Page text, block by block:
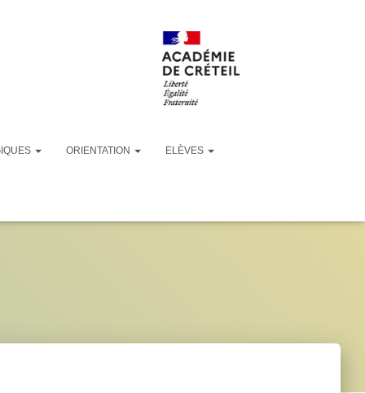
ORIENTATION ELÈVES